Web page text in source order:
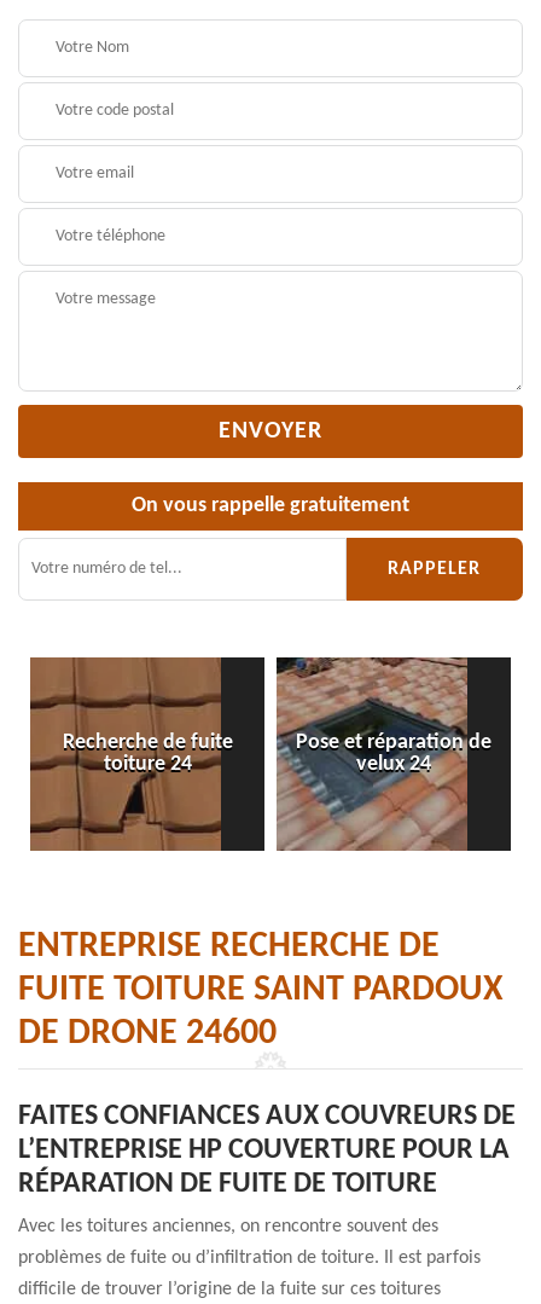
On vous rappelle gratuitement
Recherche de fuite
toiture 24
Pose et réparation de
velux 24
ENTREPRISE RECHERCHE DE
FUITE TOITURE SAINT PARDOUX
DE DRONE 24600
FAITES CONFIANCES AUX COUVREURS DE
L’ENTREPRISE HP COUVERTURE POUR LA
RÉPARATION DE FUITE DE TOITURE
Avec les toitures anciennes, on rencontre souvent des
problèmes de fuite ou d’infiltration de toiture. Il est parfois
difficile de trouver l’origine de la fuite sur ces toitures